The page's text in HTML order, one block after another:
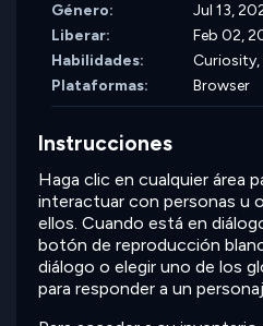
Género:
Jul 13,
Liberar:
Feb 02,
Habilidades:
Curiosity,
Plataformas:
Browser
Instrucciones
Haga clic en cualquier área
interactuar con personas u
ellos. Cuando está en
botón de reproducción
diálogo o elegir uno de los
para responder a un